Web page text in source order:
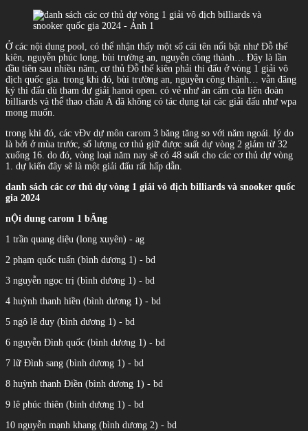
Ở các nội dung pool, có thể nhận thấy một số cái tên nổi bật như Đỗ thế
kiên, nguyễn phúc long, bùi trường an, nguyễn công thành… Đây là lần
đầu tiên sau nhiều năm, cơ thủ Đỗ thế kiên phải thi đấu ở vòng 1 giải vô
địch quốc gia. trong khi đó, bùi trường an, nguyễn công thành… vẫn đăng
ký thi đấu dù tham dự giải hanoi open. có vẻ như án cấm của liên đoàn
billiards và thể thao châu Á đã không có tác dụng tại các giải đấu như wpa
mong muốn.
trong khi đó, các vĐv dự môn carom 3 băng tăng so với năm ngoái. lý do
là bởi ở mùa trước, số lượng cơ thủ giữ được suất dự vòng 2 giảm từ 32
xuống 16. do đó, vòng loại năm nay sẽ có 48 suất cho các cơ thủ dự vòng
1. dự kiến đây sẽ là một giải đấu rất hấp dẫn.
danh sách các cơ thủ dự vòng 1 giải vô địch billiards và snooker quốc
gia 2024
nỘi dung carom 1 bĂng
1 trần quang diệu (long xuyên) - ag
2 phạm quốc tuấn (bình dương 1) - bd
3 nguyễn ngọc trị (bình dương 1) - bd
4 huỳnh thanh hiền (bình dương 1) - bd
5 ngô lê duy (bình dương 1) - bd
6 nguyễn Đình quốc (bình dương 1) - bd
7 lữ Đình sang (bình dương 1) - bd
8 huỳnh thanh Điền (bình dương 1) - bd
9 lê phúc thiên (bình dương 1) - bd
10 nguyễn mạnh khang (bình dương 2) - bd